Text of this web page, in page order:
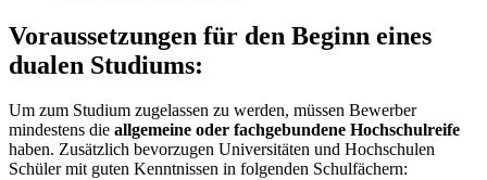
Voraussetzungen für den Beginn eines
dualen Studiums:
Um zum Studium zugelassen zu werden, müssen Bewerber
mindestens die allgemeine oder fachgebundene Hochschulreife
haben. Zusätzlich bevorzugen Universitäten und Hochschulen
Schüler mit guten Kenntnissen in folgenden Schulfächern: